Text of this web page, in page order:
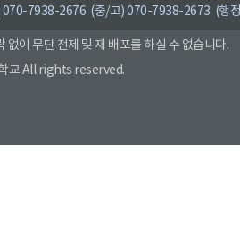
7938-2676 (중/고) 070-7938-2673 (행
없이 무단 전제 및 재 배포를 하실 수 없습니다.
교 All rights reserved.